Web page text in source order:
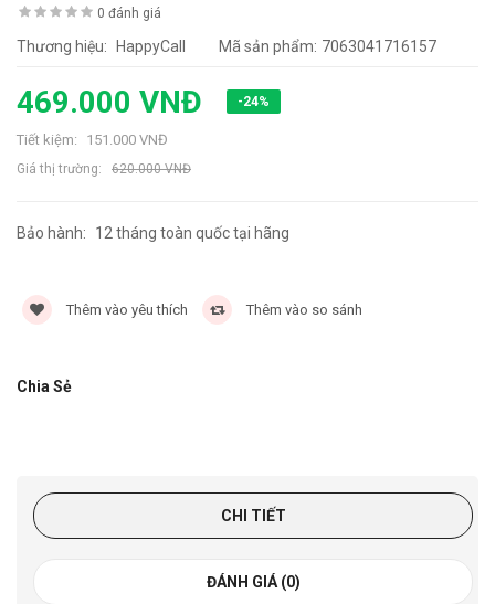
0 đánh giá
Thương hiệu: HappyCall Mã sản phẩm: 7063041716157
469.000 VNĐ -24%
Tiết kiệm: 151.000 VNĐ
Giá thị trường: 620.000 VNĐ
Bảo hành: 12 tháng toàn quốc tại hãng
Thêm vào yêu thích Thêm vào so sánh
Chia Sẻ
CHI TIẾT
ĐÁNH GIÁ (0)